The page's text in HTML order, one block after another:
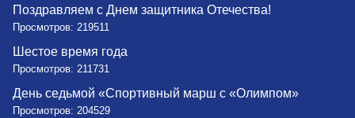
Поздравляем с Днем защитника Отечества!
Просмотров: 219511
Шестое время года
Просмотров: 211731
День седьмой «Спортивный марш с «Олимпом»
Просмотров: 204529